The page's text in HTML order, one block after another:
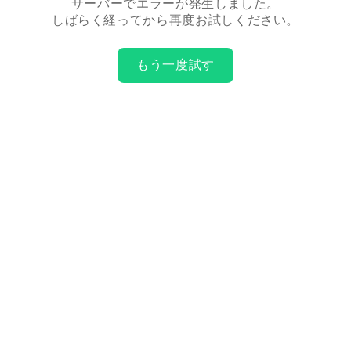
サーバーでエラーが発生しました。
しばらく経ってから再度お試しください。
もう一度試す